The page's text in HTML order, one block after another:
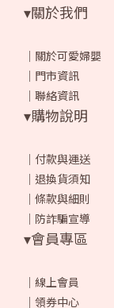
▾關於我們
｜ 關於可愛婦嬰
｜ 門市資訊
｜ 聯絡資訊
▾購物說明
｜ 付款與運送
｜ 退換貨須知
｜ 條款與細則
｜ 防詐騙宣導
▾會員專區
｜ 線上會員
｜ 領券中心